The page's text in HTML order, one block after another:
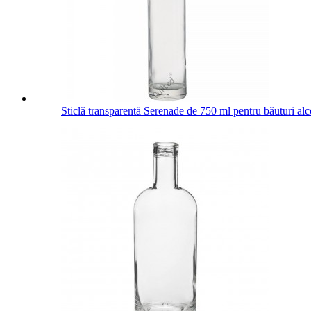
Sticlă transparentă Serenade de 750 ml pentru băuturi